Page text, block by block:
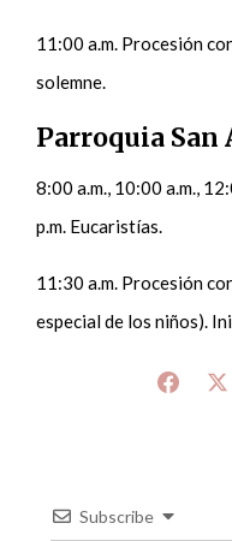
11:00 a.m. Procesión
solemne.
Parroquia San
8:00 a.m., 10:00 a.m.,
p.m. Eucaristías.
11:30 a.m. Procesión
especial de los niños).
Subscribe